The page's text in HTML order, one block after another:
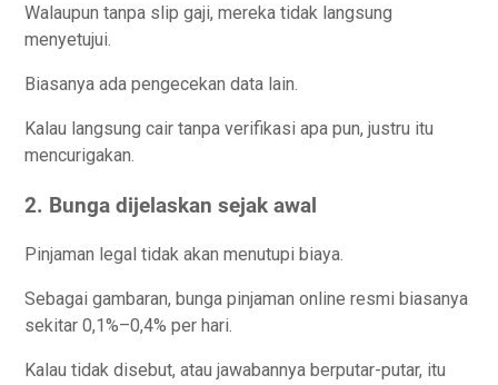
Walaupun tanpa slip gaji, mereka tidak langsung
menyetujui.
Biasanya ada pengecekan data lain.
Kalau langsung cair tanpa verifikasi apa pun, justru itu
mencurigakan.
2. Bunga dijelaskan sejak awal
Pinjaman legal tidak akan menutupi biaya.
Sebagai gambaran, bunga pinjaman online resmi biasanya
sekitar 0,1%–0,4% per hari.
Kalau tidak disebut, atau jawabannya berputar-putar, itu